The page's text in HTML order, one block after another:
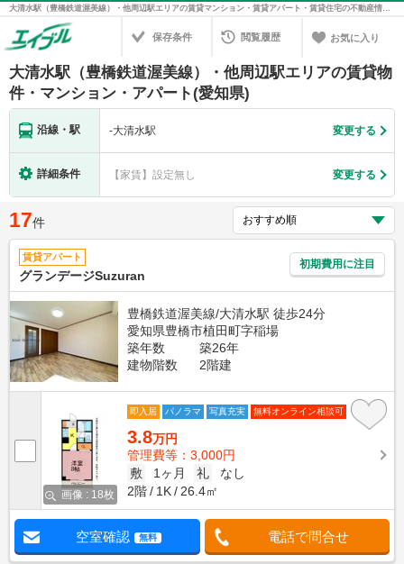
大清水駅（豊橋鉄道渥美線）・他周辺駅エリアの賃貸マンション・賃貸アパート・賃貸住宅の不動産情報を検索！不動産賃貸の物件探しは、お部屋探しのエイブル
保存条件 閲覧履歴 お気に入り
大清水駅（豊橋鉄道渥美線）・他周辺駅エリアの賃貸物
件・マンション・アパート(愛知県)
沿線・駅 -大清水駅 変更する
詳細条件 【家賃】設定無し 変更する
17件
賃貸アパート
グランデージSuzuran
初期費用に注目
豊橋鉄道渥美線/大清水駅 徒歩24分
愛知県豊橋市植田町字稲場
築年数
築26年
建物階数
2階建
画像 : 18枚
即入居 パノラマ 写真充実 無料オンライン相談可
3.8万円
管理費等：3,000円
敷
1ヶ月 礼
なし
2階
1K 26.4㎡
空室確認 無料 電話で問合せ